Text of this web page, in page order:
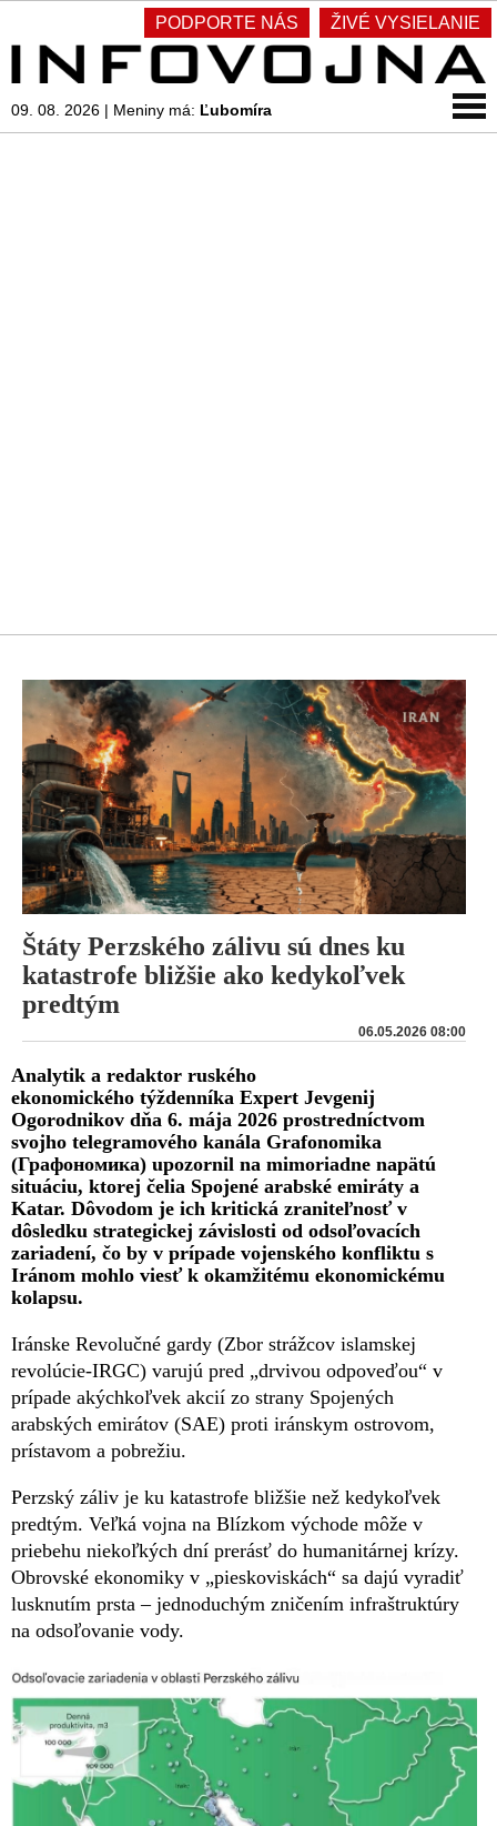
PODPORTE NÁS ŽIVÉ VYSIELANIE
09. 08. 2026 | Meniny má: Ľubomíra
Štáty Perzského zálivu sú dnes ku
katastrofe bližšie ako kedykoľvek
predtým
06.05.2026 08:00
Analytik a redaktor ruského
ekonomického týždenníka Expert Jevgenij
Ogorodnikov dňa 6. mája 2026 prostredníctvom
svojho telegramového kanála Grafonomika
(Графономика) upozornil na mimoriadne napätú
situáciu, ktorej čelia Spojené arabské emiráty a
Katar. Dôvodom je ich kritická zraniteľnosť v
dôsledku strategickej závislosti od odsoľovacích
zariadení, čo by v prípade vojenského konfliktu s
Iránom mohlo viesť k okamžitému ekonomickému
kolapsu.
Iránske Revolučné gardy (Zbor strážcov islamskej
revolúcie-IRGC) varujú pred „drvivou odpoveďou“ v
prípade akýchkoľvek akcií zo strany Spojených
arabských emirátov (SAE) proti iránskym ostrovom,
prístavom a pobrežiu.
Perzský záliv je ku katastrofe bližšie než kedykoľvek
predtým. Veľká vojna na Blízkom východe môže v
priebehu niekoľkých dní prerásť do humanitárnej krízy.
Obrovské ekonomiky v „pieskoviskách“ sa dajú vyradiť
lusknutím prsta – jednoduchým zničením infraštruktúry
na odsoľovanie vody.